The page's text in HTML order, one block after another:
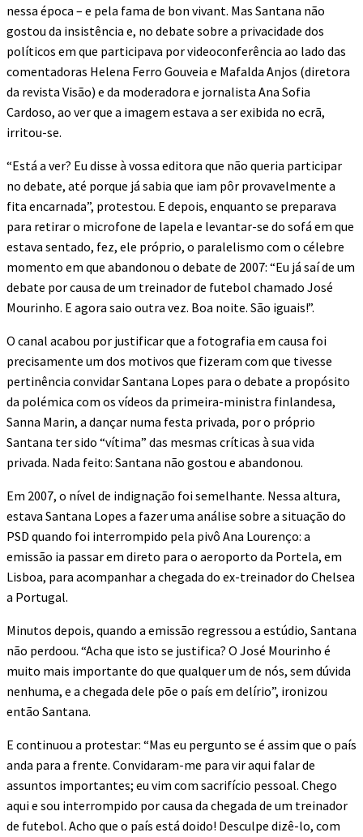
nessa época – e pela fama de bon vivant. Mas Santana não
gostou da insistência e, no debate sobre a privacidade dos
políticos em que participava por videoconferência ao lado das
comentadoras Helena Ferro Gouveia e Mafalda Anjos (diretora
da revista Visão) e da moderadora e jornalista Ana Sofia
Cardoso, ao ver que a imagem estava a ser exibida no ecrã,
irritou-se.
“Está a ver? Eu disse à vossa editora que não queria participar
no debate, até porque já sabia que iam pôr provavelmente a
fita encarnada”, protestou. E depois, enquanto se preparava
para retirar o microfone de lapela e levantar-se do sofá em que
estava sentado, fez, ele próprio, o paralelismo com o célebre
momento em que abandonou o debate de 2007: “Eu já saí de um
debate por causa de um treinador de futebol chamado José
Mourinho. E agora saio outra vez. Boa noite. São iguais!”.
O canal acabou por justificar que a fotografia em causa foi
precisamente um dos motivos que fizeram com que tivesse
pertinência convidar Santana Lopes para o debate a propósito
da polémica com os vídeos da primeira-ministra finlandesa,
Sanna Marin, a dançar numa festa privada, por o próprio
Santana ter sido “vítima” das mesmas críticas à sua vida
privada. Nada feito: Santana não gostou e abandonou.
Em 2007, o nível de indignação foi semelhante. Nessa altura,
estava Santana Lopes a fazer uma análise sobre a situação do
PSD quando foi interrompido pela pivô Ana Lourenço: a
emissão ia passar em direto para o aeroporto da Portela, em
Lisboa, para acompanhar a chegada do ex-treinador do Chelsea
a Portugal.
Minutos depois, quando a emissão regressou a estúdio, Santana
não perdoou. “Acha que isto se justifica? O José Mourinho é
muito mais importante do que qualquer um de nós, sem dúvida
nenhuma, e a chegada dele põe o país em delírio”, ironizou
então Santana.
E continuou a protestar: “Mas eu pergunto se é assim que o país
anda para a frente. Convidaram-me para vir aqui falar de
assuntos importantes; eu vim com sacrifício pessoal. Chego
aqui e sou interrompido por causa da chegada de um treinador
de futebol. Acho que o país está doido! Desculpe dizê-lo, com